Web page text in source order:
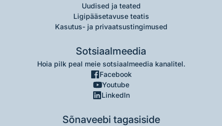
Uudised ja teated
Ligipääsetavuse teatis
Kasutus- ja privaatsustingimused
Sotsiaalmeedia
Hoia pilk peal meie sotsiaalmeedia kanalitel.
Facebook
Youtube
LinkedIn
Sõnaveebi tagasiside